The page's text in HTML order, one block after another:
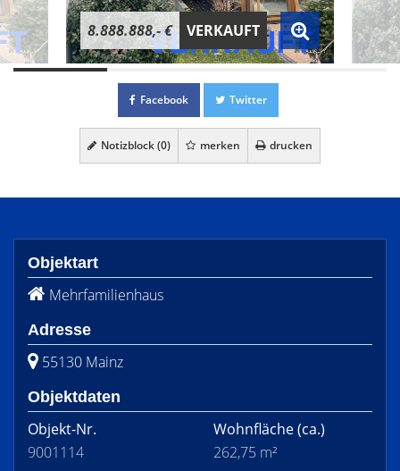
8.888.888,- € VERKAUFT
Facebook Twitter
Notizblock (0) merken drucken
Objektart
Mehrfamilienhaus
Adresse
55130 Mainz
Objektdaten
Objekt-Nr.
9001114
Wohnfläche(ca.)
262,75 m²